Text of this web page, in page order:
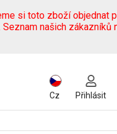
si toto zboží objednat
našich zákazníků
Cz Přihlásit